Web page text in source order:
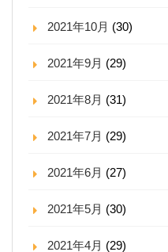
2021年10月 (30)
2021年9月 (29)
2021年8月 (31)
2021年7月 (29)
2021年6月 (27)
2021年5月 (30)
2021年4月 (29)